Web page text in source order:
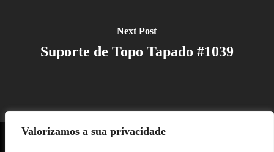
Valorizamos a sua privacidade
Next Post
Suporte de Topo Tapado #1039